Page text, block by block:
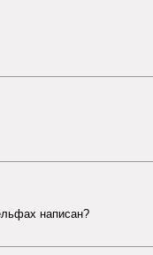
написан?